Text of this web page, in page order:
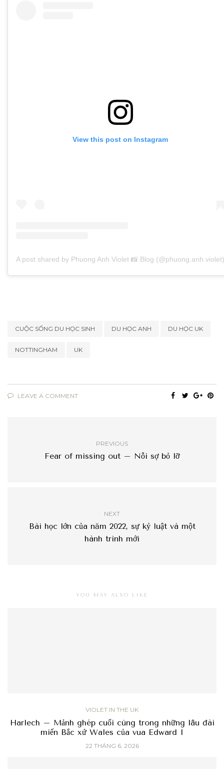
View this post on Instagram
A post shared by Phuong Anh Violet 📸 Blog (@phuong.anh.violet)
CUỘC SỐNG DU HỌC SINH DU HỌC ANH DU HỌC UK
NOTTINGHAM UK
LEAVE A COMMENT
PREVIOUS
Fear of missing out – Nỗi sợ bỏ lỡ
NEXT
Bài học lớn của năm 2022, sự kỷ luật và một
hành trình mới
YOU MAY ALSO LIKE
VIOLET IN THE UK
Harlech – Mảnh ghép cuối cùng trong những lâu đài
miến Bắc xứ Wales của vua Edward I
22 THÁNG 6, 2026